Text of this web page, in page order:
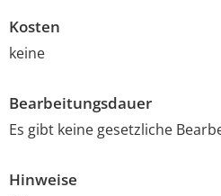
Kosten
keine
Bearbeitungsdauer
Es gibt keine gesetzliche
Hinweise